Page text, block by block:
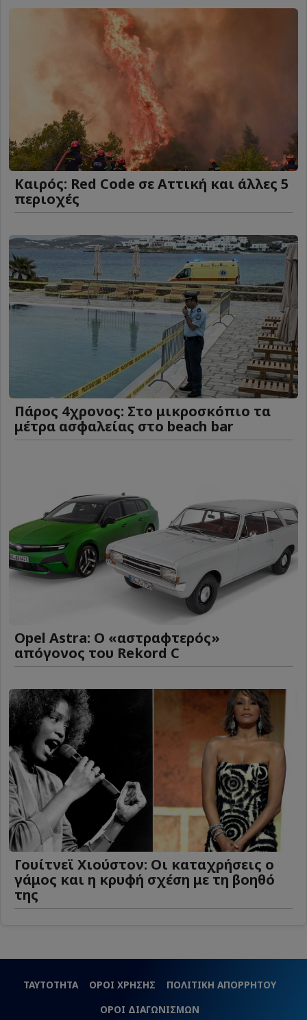
Καιρός: Red Code σε Αττική και άλλες 5
περιοχές
Πάρος 4χρονος: Στο μικροσκόπιο τα
μέτρα ασφαλείας στο beach bar
Opel Astra: Ο «αστραφτερός»
απόγονος του Rekord C
Γουίτνεϊ Χιούστον: Οι καταχρήσεις ο
γάμος και η κρυφή σχέση με τη βοηθό
της
ΤΑΥΤΟΤΗΤΑ ΟΡΟΙ ΧΡΗΣΗΣ
ΠΟΛΙΤΙΚΗ ΑΠΟΡΡΗΤΟΥ
ΟΡΟΙ ΔΙΑΓΩΝΙΣΜΩΝ